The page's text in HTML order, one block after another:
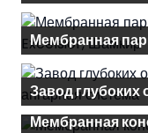
Мембранная